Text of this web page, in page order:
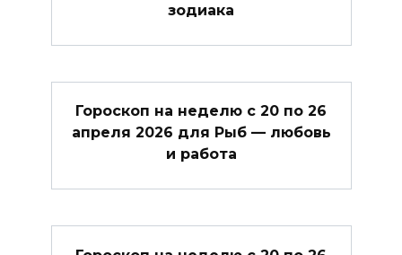
зодиака
Гороскоп на неделю с 20 по 26
апреля 2026 для Рыб — любовь
и работа